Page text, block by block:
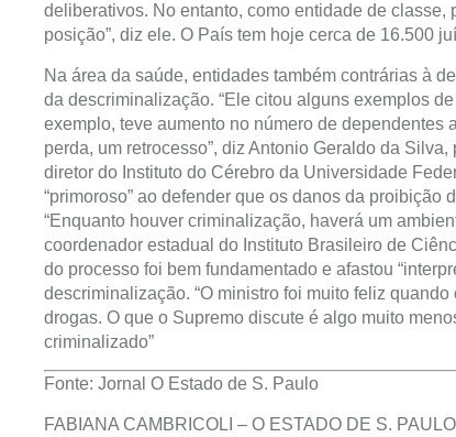
deliberativos. No entanto, como entidade de
posição”, diz ele. O País tem hoje cerca de 16.500
Na área da saúde, entidades também contrárias à
da descriminalização. “Ele citou alguns exemplos
exemplo, teve aumento no número de
perda, um retrocesso”, diz Antonio Geraldo da
diretor do Instituto do Cérebro da Universidade
“primoroso” ao defender que os danos da
“Enquanto houver criminalização, haverá um
coordenador estadual do Instituto Brasileiro de
do processo foi bem fundamentado e afastou
descriminalização. “O ministro foi muito feliz
drogas. O que o Supremo discute é algo muito
criminalizado”
Fonte: Jornal O Estado de S. Paulo
FABIANA CAMBRICOLI – O ESTADO DE S.